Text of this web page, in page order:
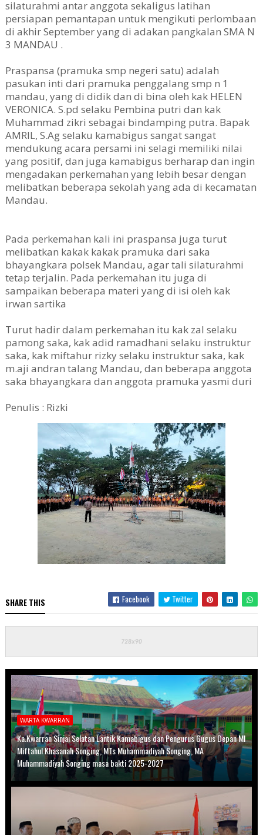
silaturahmi antar anggota sekaligus latihan
persiapan pemantapan untuk mengikuti perlombaan
di akhir September yang di adakan pangkalan SMA N
3 MANDAU .
Praspansa (pramuka smp negeri satu) adalah
pasukan inti dari pramuka penggalang smp n 1
mandau, yang di didik dan di bina oleh kak HELEN
VERONICA. S.pd selaku Pembina putri dan kak
Muhammad zikri sebagai bindamping putra. Bapak
AMRIL, S.Ag selaku kamabigus sangat sangat
mendukung acara persami ini selagi memiliki nilai
yang positif, dan juga kamabigus berharap dan ingin
mengadakan perkemahan yang lebih besar dengan
melibatkan beberapa sekolah yang ada di kecamatan
Mandau.
Pada perkemahan kali ini praspansa juga turut
melibatkan kakak kakak pramuka dari saka
bhayangkara polsek Mandau, agar tali silaturahmi
tetap terjalin. Pada perkemahan itu juga di
sampaikan beberapa materi yang di isi oleh kak
irwan sartika
Turut hadir dalam perkemahan itu kak zal selaku
pamong saka, kak adid ramadhani selaku instruktur
saka, kak miftahur rizky selaku instruktur saka, kak
m.aji andran talang Mandau, dan beberapa anggota
saka bhayangkara dan anggota pramuka yasmi duri
Penulis : Rizki
SHARE THIS Facebook Twitter
WARTA KWARRAN
Ka.Kwarran Sinjai Selatan Lantik Kamabigus dan Pengurus Gugus Depan MI
Miftahul Khasanah Songing, MTs Muhammadiyah Songing, MA
Muhammadiyah Songing masa bakti 2025-2027